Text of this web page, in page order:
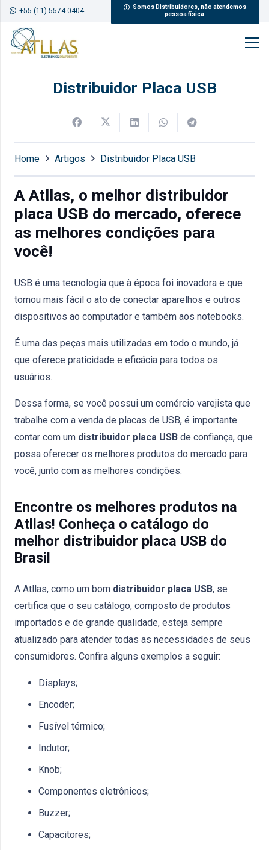
+55 (11) 5574-0404
Somos Distribuidores, não atendemos
pessoa física.
Distribuidor Placa USB
Home Artigos Distribuidor Placa USB
A Atllas, o melhor distribuidor
placa USB do mercado, oferece
as melhores condições para
você!
USB é uma tecnologia que à época foi inovadora e que
tornou mais fácil o ato de conectar aparelhos e outros
dispositivos ao computador e também aos notebooks.
É uma das peças mais utilizadas em todo o mundo, já
que oferece praticidade e eficácia para todos os
usuários.
Dessa forma, se você possui um comércio varejista que
trabalhe com a venda de placas de USB, é importante
contar com um distribuidor placa USB de confiança, que
possa oferecer os melhores produtos do mercado para
você, junto com as melhores condições.
Encontre os melhores produtos na
Atllas! Conheça o catálogo do
melhor distribuidor placa USB do
Brasil
A Atllas, como um bom distribuidor placa USB, se
certifica que o seu catálogo, composto de produtos
importados e de grande qualidade, esteja sempre
atualizado para atender todas as necessidades de seus
consumidores. Confira alguns exemplos a seguir:
Displays;
Encoder;
Fusível térmico;
Indutor;
Knob;
Componentes eletrônicos;
Buzzer;
Capacitores;